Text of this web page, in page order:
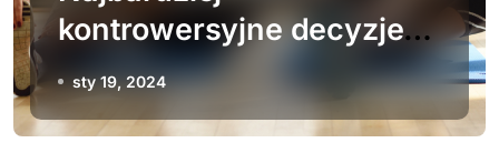
kontrowersyjne decyzje
sędziowskie w historii
boksu
sty 19, 2024